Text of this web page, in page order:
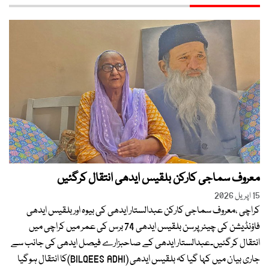
معروف سماجی کارکن بلقیس ایدھی انتقال کرگئیں
15 اپریل 2026
کراچی ،معروف سماجی کارکن عبدالستار ایدھی کی بیوہ اور بلقیس ایدھی
فاؤنڈیشن کی چیئرپرسن بلقیس ایدھی 74 برس کی عمر میں کراچی میں
انتقال کرگئیں۔عبدالستار ایدھی کے صاحبزارے فیصل ایدھی کی جانب سے
جاری بیان میں کہا گیا کہ بلقیس ایدھی (BILQEES ADHI)کا انتقال ہوگیا